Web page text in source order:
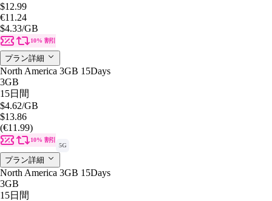
$12.99
€11.24
$4.33/GB
10% 割引
プラン詳細
North America 3GB 15Days
3GB
15日間
$4.62/GB
$13.86
(€11.99)
10% 割引
5G
プラン詳細
North America 3GB 15Days
3GB
15日間